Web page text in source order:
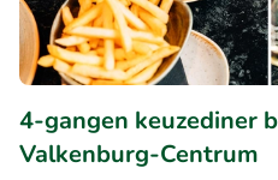
4-gangen keuzediner
Valkenburg-Centrum